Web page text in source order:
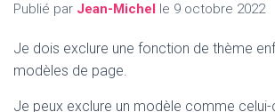
Publié par Jean-Michel le 9 octobre 2022
Je dois exclure une fonction de thème
modèles de page.
Je peux exclure un modèle comme celui-